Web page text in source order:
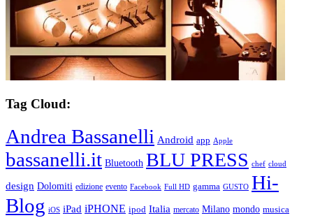
Tag Cloud:
Andrea Bassanelli Android app Apple
bassanelli.it Bluetooth BLU PRESS chef cloud
design Dolomiti edizione evento Facebook Full HD gamma GUSTO Hi-
Blog iOS iPad iPHONE ipod Italia mercato Milano mondo musica